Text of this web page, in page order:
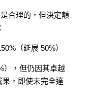
合理的，但決定額
（延展 50%）
），但仍因其卓越
，即使未完全達